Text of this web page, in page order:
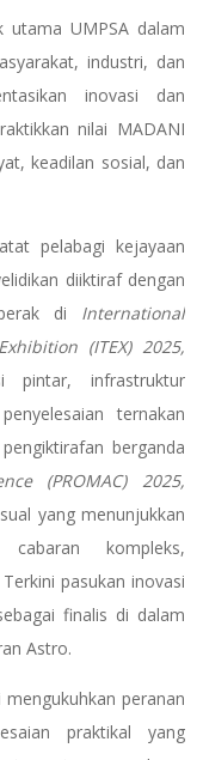
utama UMPSA dalam
industri, dan
inovasi dan
nilai MADANI
keadilan sosial, dan
pelabagi kejayaan
diiktiraf dengan
di International
(ITEX) 2025,
pintar, infrastruktur
ternakan
berganda
(PROMAC) 2025,
yang menunjukkan
cabaran kompleks,
pasukan inovasi
finalis di dalam
Astro.
peranan
praktikal yang